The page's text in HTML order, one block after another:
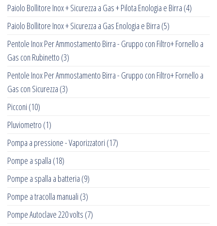
Paiolo Bollitore Inox + Sicurezza a Gas + Pilota Enologia e Birra (4)
Paiolo Bollitore Inox + Sicurezza a Gas Enologia e Birra (5)
Pentole Inox Per Ammostamento Birra - Gruppo con Filtro+ Fornello a
Gas con Rubinetto (3)
Pentole Inox Per Ammostamento Birra - Gruppo con Filtro+ Fornello a
Gas con Sicurezza (3)
Picconi (10)
Pluviometro (1)
Pompa a pressione - Vaporizzatori (17)
Pompe a spalla (18)
Pompe a spalla a batteria (9)
Pompe a tracolla manuali (3)
Pompe Autoclave 220 volts (7)